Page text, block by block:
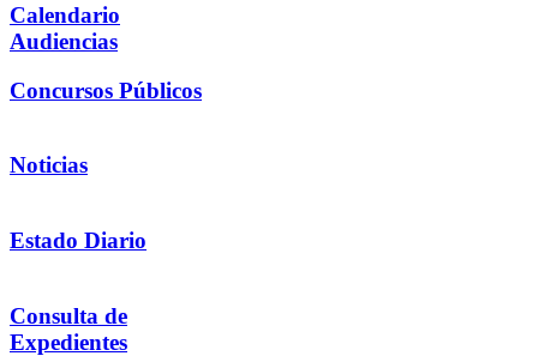
Calendario
Audiencias
Concursos Públicos
Noticias
Estado Diario
Consulta de
Expedientes